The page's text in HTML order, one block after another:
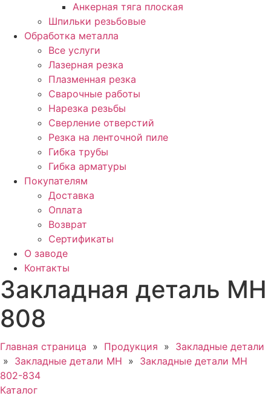
Анкерная тяга плоская
Шпильки резьбовые
Обработка металла
Все услуги
Лазерная резка
Плазменная резка
Сварочные работы
Нарезка резьбы
Сверление отверстий
Резка на ленточной пиле
Гибка трубы
Гибка арматуры
Покупателям
Доставка
Оплата
Возврат
Сертификаты
О заводе
Контакты
Закладная деталь МН
808
Главная страница » Продукция » Закладные детали
» Закладные детали МН » Закладные детали МН
802-834
Каталог